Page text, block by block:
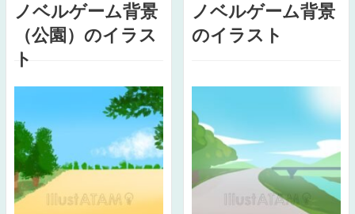
ノベルゲーム背景
（公園）のイラス
ト
ノベルゲーム背景
のイラスト